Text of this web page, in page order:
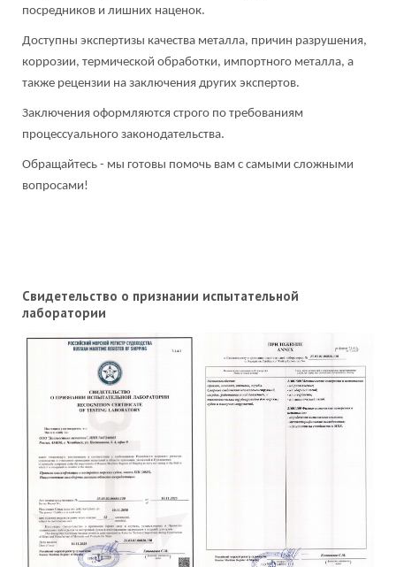
посредников и лишних наценок.
Доступны экспертизы качества металла, причин разрушения,
коррозии, термической обработки, импортного металла, а
также рецензии на заключения других экспертов.
Заключения оформляются строго по требованиям
процессуального законодательства.
Обращайтесь - мы готовы помочь вам с самыми сложными
вопросами!
Свидетельство о признании испытательной
лаборатории